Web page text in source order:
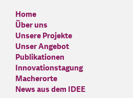
Home
Über uns
Unsere Projekte
Unser Angebot
Publikationen
Innovationstagung
Macherorte
News aus dem IDEE